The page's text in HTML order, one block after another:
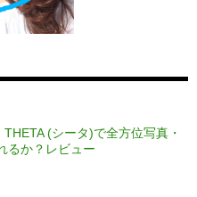
THETA (シータ)で全方位写真・
るか？レビュー